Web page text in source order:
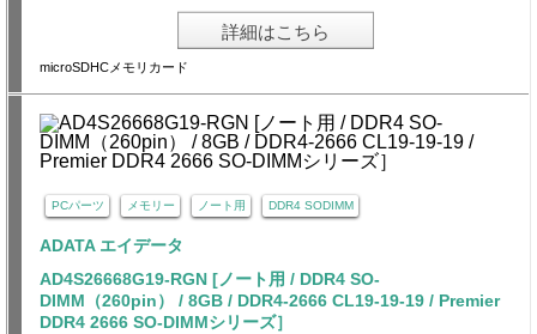
詳細はこちら
microSDHCメモリカード
PCパーツ メモリー ノート用 DDR4 SODIMM
ADATA エイデータ
AD4S26668G19-RGN [ノート用 / DDR4 SO-
DIMM（260pin） / 8GB / DDR4-2666 CL19-19-19 / Premier
DDR4 2666 SO-DIMMシリーズ］